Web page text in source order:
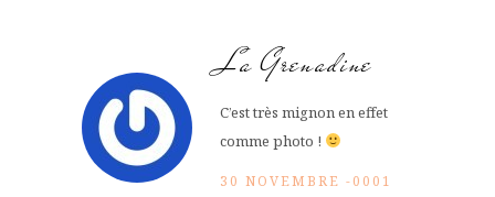
La Grenadine
C’est très mignon en effet
comme photo !
30 NOVEMBRE -0001